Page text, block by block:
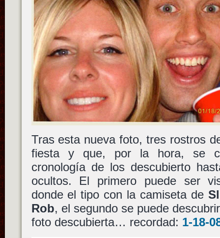
Tras esta nueva foto, tres rostros
fiesta y que, por la hora, se
cronología de los descubierto
ocultos. El primero puede ser
donde el tipo con la camiseta de
Rob, el segundo se puede
foto descubierta… recordad: 1-18-